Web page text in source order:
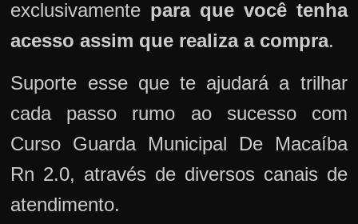
exclusivamente para que você tenha
acesso assim que realiza a compra.
Suporte esse que te ajudará a trilhar
cada passo rumo ao sucesso com
Curso Guarda Municipal De Macaíba
Rn 2.0, através de diversos canais de
atendimento.